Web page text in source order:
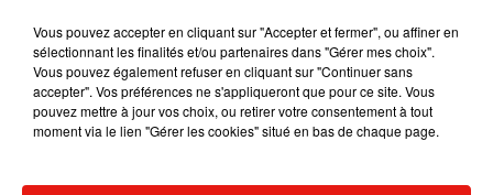
7 août 2026
Angèle et Amélie Lens dévoilent leur
collaboration tant attendue
Il y a 10 ans, DJ Snake changeait de
Vous pouvez accepter en cliquant sur "Accepter et fermer", ou affiner en
sélectionnant les finalités et/ou partenaires dans "Gérer mes choix".
Vous pouvez également refuser en cliquant sur "Continuer sans
accepter". Vos préférences ne s'appliqueront que pour ce site. Vous
pouvez mettre à jour vos choix, ou retirer votre consentement à tout
moment via le lien "Gérer les cookies" situé en bas de chaque page.